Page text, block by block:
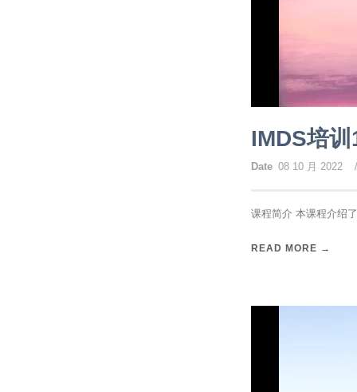
IMDS培
Date 08 10 月 2022 /
课程简介 本课程介绍
READ MORE →